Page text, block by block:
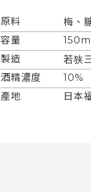
原料
梅、
容量
150ml
製造
若狭
酒精濃度
10%
產地
日本